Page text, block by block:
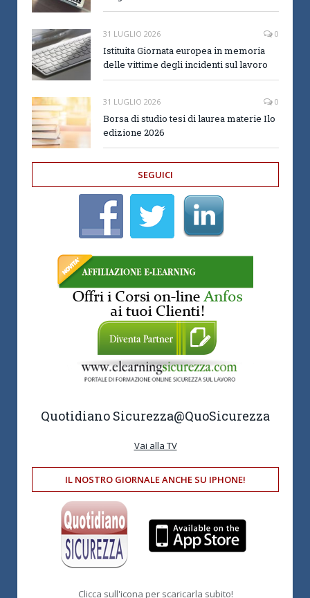
31 LUGLIO 2026 0
Istituita Giornata europea in memoria
delle vittime degli incidenti sul lavoro
31 LUGLIO 2026 0
Borsa di studio tesi di laurea materie Ilo
edizione 2026
SEGUICI
Quotidiano Sicurezza@QuoSicurezza
Vai alla TV
IL NOSTRO GIORNALE ANCHE SU IPHONE!
Clicca sull'icona per scaricarla subito!